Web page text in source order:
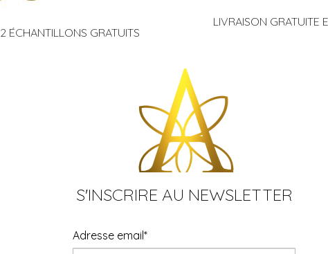
2 ÉCHANTILLONS GRATUITS
LIVRAISON GRATUITE
S'INSCRIRE AU NEWSLETTER
Adresse email*